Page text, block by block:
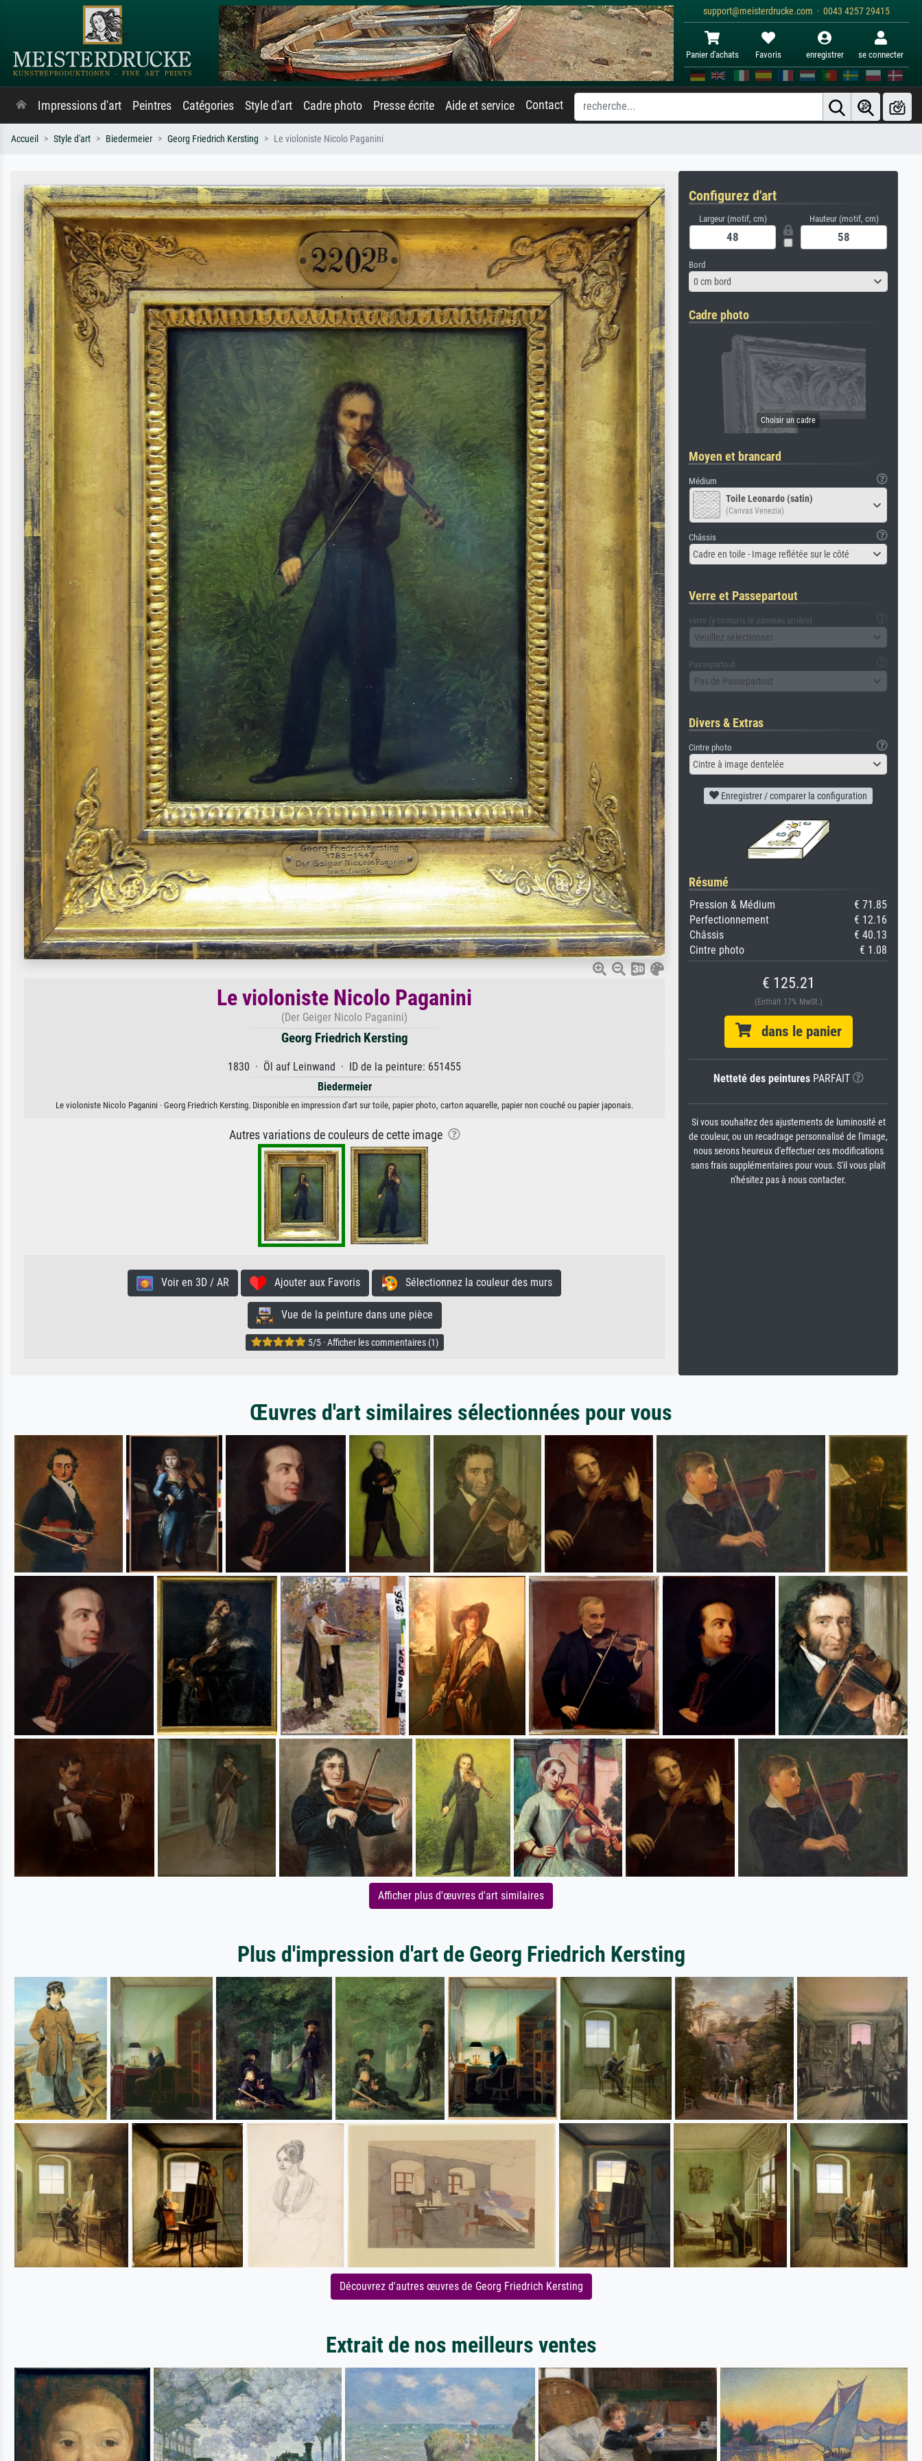
support@meisterdrucke.com · 0043 4257 29415
Panier d'achats Favoris enregistrer se connecter
Impressions d'art Peintres Catégories Style d'art Cadre photo Presse écrite Aide et service Contact
Accueil Style d'art Biedermeier Georg Friedrich Kersting Le violoniste Nicolo Paganini
Le violoniste Nicolo Paganini
(Der Geiger Nicolo Paganini)
Georg Friedrich Kersting
1830 · Öl auf Leinwand · ID de la peinture: 651455
Biedermeier
Le violoniste Nicolo Paganini · Georg Friedrich Kersting. Disponible en impression d'art sur toile, papier photo, carton aquarelle, papier non couché ou papier japonais.
Autres variations de couleurs de cette image
Voir en 3D / AR Ajouter aux Favoris Sélectionnez la couleur des murs
Vue de la peinture dans une pièce
5/5 · Afficher les commentaires (1)
Configurez d'art
Largeur (motif, cm) Hauteur (motif, cm)
Bord
0 cm bord
Cadre photo
Moyen et brancard
Médium
Toile Leonardo (satin)
(Canvas Venezia)
Châssis
Cadre en toile - Image reflétée sur le côté
Verre et Passepartout
verre (y compris le panneau arrière)
Veuillez sélectionner
Passepartout
Pas de Passepartout
Divers & Extras
Cintre photo
Cintre à image dentelée
Enregistrer / comparer la configuration
Résumé
Pression & Médium
€ 71.85
Perfectionnement
€ 12.16
Châssis
€ 40.13
Cintre photo
€ 1.08
€ 125.21
(Enthält 17% MwSt.)
dans le panier
Netteté des peinturesPARFAIT
Si vous souhaitez des ajustements de luminosité et
de couleur, ou un recadrage personnalisé de l'image,
nous serons heureux d'effectuer ces modifications
sans frais supplémentaires pour vous. S'il vous plaît
n'hésitez pas à nous contacter.
Œuvres d'art similaires sélectionnées pour vous
Afficher plus d'œuvres d'art similaires
Plus d'impression d'art de Georg Friedrich Kersting
Découvrez d'autres œuvres de Georg Friedrich Kersting
Extrait de nos meilleurs ventes